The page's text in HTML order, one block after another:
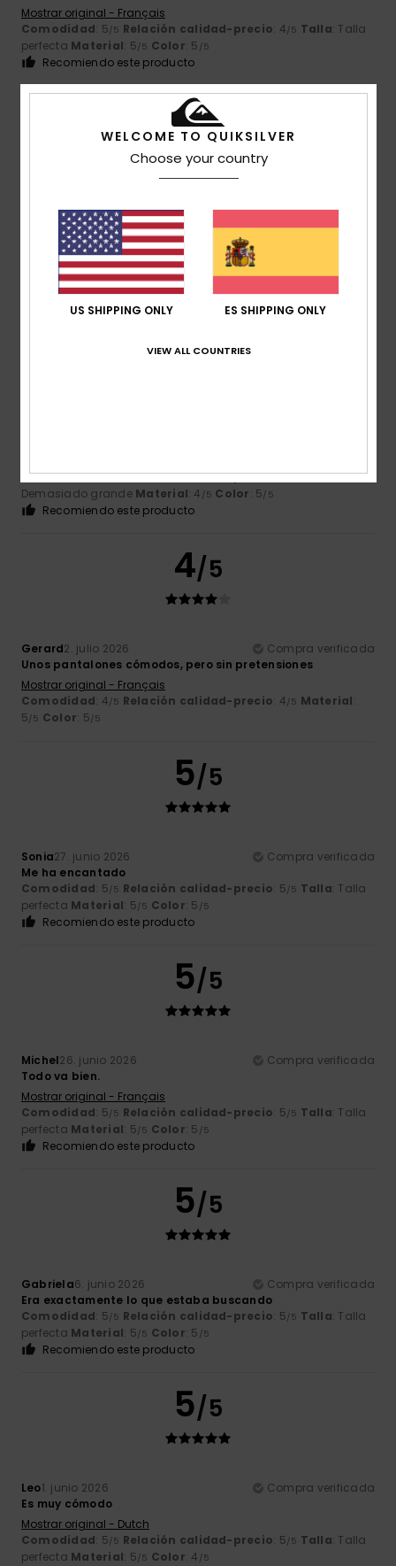
Mostrar original - Français
Comodidad: 5/5 Relación calidad-precio: 4/5 Talla: Talla
perfecta Material: 5/5 Color: 5 /5
Recomiendo este producto
5/5
Relación calidad-precio
Mostrar original - Français
Comodidad: 5/5 Relación calidad-precio
perfectaMaterial: 5/5 Color
Recomiendo este producto
5/5
Comodidad: 5 Relación calidad-precio: 3 Talla:
Demasiado grande Material: 4 /5 Color: 5/5
Recomiendo este producto
4/5
Gerard2. julio 2026
Compra verificada
Unos pantalones cómodos, pero sin pretensiones
Mostrar original - Français
Comodidad: 4/5 Relación calidad-precio: 4/5 Material:
5/5 Color: 5/5
5/5
Sonia27. junio 2026
Compra verificada
Me ha encantado
Comodidad: 5/5 Relación calidad-precio: 5/5 Talla: Talla
perfecta Material: 5/5 Color: 5 /5
Recomiendo este producto
5/5
Michel26. junio 2026
Compra verificada
Todo va bien.
Mostrar original - Français
Comodidad: 5/5 Relación calidad-precio: 5/5 Talla: Talla
perfecta Material: 5/5 Color: 5 /5
Recomiendo este producto
5/5
Gabriela6. junio 2026
Compra verificada
Era exactamente lo que estaba buscando
Comodidad: 5/5 Relación calidad-precio: 5/5 Talla: Talla
perfecta Material: 5/5 Color: 5 /5
Recomiendo este producto
5/5
Leo1. junio 2026
Compra verificada
Es muy cómodo
Mostrar original - Dutch
Comodidad: 5/5 Relación calidad-precio: 5/5 Talla: Talla
perfecta Material: 5/5 Color: 4 /5
WELCOME TO QUIKSILVER
Choose your country
US SHIPPING ONLY ES SHIPPING ONLY
VIEW ALL COUNTRIES